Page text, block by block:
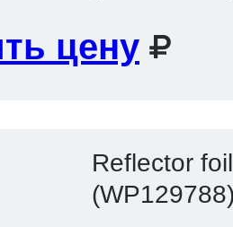
цену
Reflector foil